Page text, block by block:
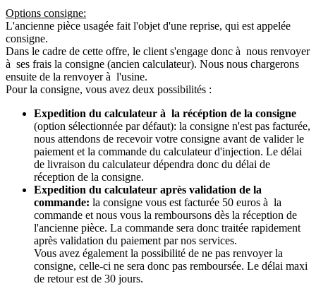
Options consigne:
L'ancienne pièce usagée fait l'objet d'une reprise, qui est appelée
consigne.
Dans le cadre de cette offre, le client s'engage donc à nous renvoyer
à ses frais la consigne (ancien calculateur). Nous nous chargerons
ensuite de la renvoyer à l'usine.
Pour la consigne, vous avez deux possibilités :
Expedition du calculateur à la récéption de la consigne
(option sélectionnée par défaut): la consigne n'est pas facturée,
nous attendons de recevoir votre consigne avant de valider le
paiement et la commande du calculateur d'injection. Le délai
de livraison du calculateur dépendra donc du délai de
réception de la consigne.
Expedition du calculateur après validation de la
commande: la consigne vous est facturée 50 euros à la
commande et nous vous la remboursons dès la réception de
l'ancienne pièce. La commande sera donc traitée rapidement
après validation du paiement par nos services.
Vous avez également la possibilité de ne pas renvoyer la
consigne, celle-ci ne sera donc pas remboursée. Le délai maxi
de retour est de 30 jours.